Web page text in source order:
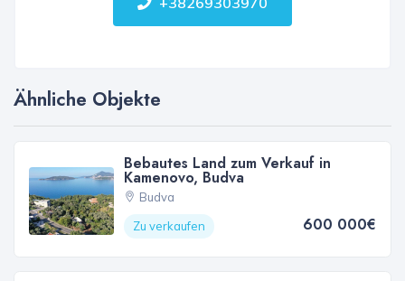
Ähnliche Objekte
Bebautes Land zum Verkauf in
Kamenovo, Budva
Budva
Zu verkaufen
600 000€